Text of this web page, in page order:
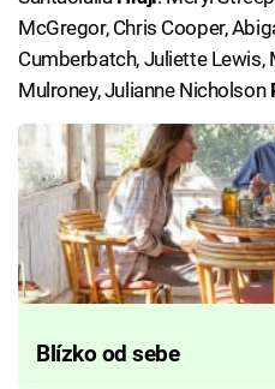
McGregor, Chris Cooper,
Cumberbatch, Juliette
Mulroney, Julianne Nicholson
Blízko od sebe